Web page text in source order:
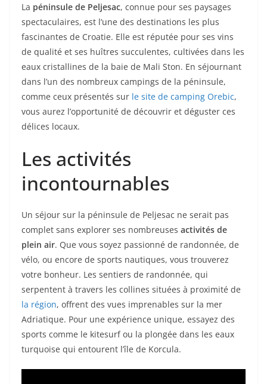
La péninsule de Peljesac, connue pour ses paysages
spectaculaires, est l’une des destinations les plus
fascinantes de Croatie. Elle est réputée pour ses vins
de qualité et ses huîtres succulentes, cultivées dans les
eaux cristallines de la baie de Mali Ston. En séjournant
dans l’un des nombreux campings de la péninsule,
comme ceux présentés sur le site de camping Orebic,
vous aurez l’opportunité de découvrir et déguster ces
délices locaux.
Les activités
incontournables
Un séjour sur la péninsule de Peljesac ne serait pas
complet sans explorer ses nombreuses activités de
plein air. Que vous soyez passionné de randonnée, de
vélo, ou encore de sports nautiques, vous trouverez
votre bonheur. Les sentiers de randonnée, qui
serpentent à travers les collines situées à proximité de
la région, offrent des vues imprenables sur la mer
Adriatique. Pour une expérience unique, essayez des
sports comme le kitesurf ou la plongée dans les eaux
turquoise qui entourent l’île de Korcula.